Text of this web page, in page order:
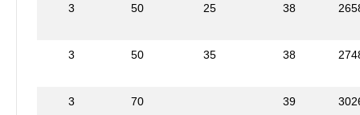
3 50 25 38
3 50 35 38
3 70 39